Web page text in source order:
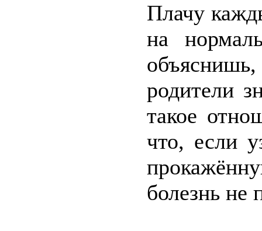
Плачу
на
объяснишь,
родители
такое
что, если
болезнь не